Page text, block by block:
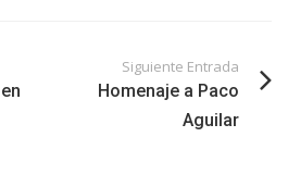
Siguiente Entrada
Homenaje a Paco
Aguilar